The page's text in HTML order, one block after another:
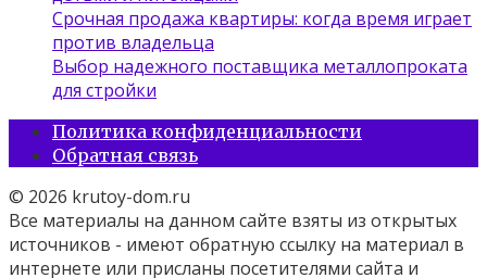
Срочная продажа квартиры: когда время играет
против владельца
Выбор надежного поставщика металлопроката
для стройки
Политика конфиденциальности
Обратная связь
© 2026 krutoy-dom.ru
Все материалы на данном сайте взяты из открытых
источников - имеют обратную ссылку на материал в
интернете или присланы посетителями сайта и